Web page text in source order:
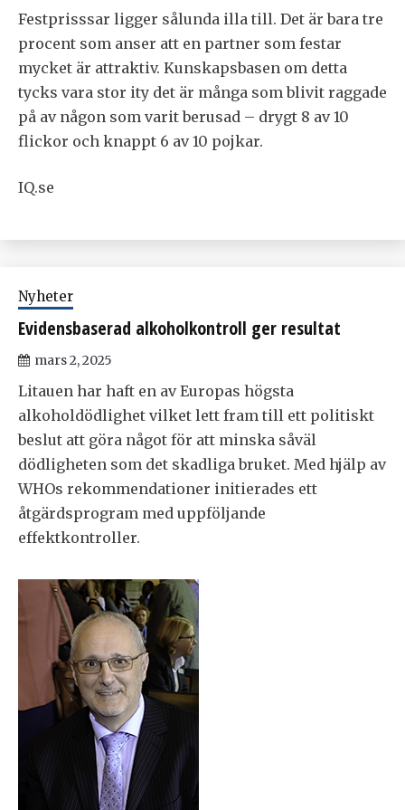
Festprisssar ligger sålunda illa till. Det är bara tre
procent som anser att en partner som festar
mycket är attraktiv. Kunskapsbasen om detta
tycks vara stor ity det är många som blivit raggade
på av någon som varit berusad – drygt 8 av 10
flickor och knappt 6 av 10 pojkar.
IQ.se
Nyheter
Evidensbaserad alkoholkontroll ger resultat
mars 2, 2025
Litauen har haft en av Europas högsta
alkoholdödlighet vilket lett fram till ett politiskt
beslut att göra något för att minska såväl
dödligheten som det skadliga bruket. Med hjälp av
WHOs rekommendationer initierades ett
åtgärdsprogram med uppföljande
effektkontroller.